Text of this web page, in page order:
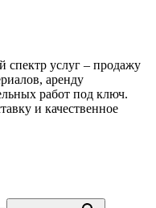
спектр услуг – продажу
аренду
работ под ключ.
и качественное